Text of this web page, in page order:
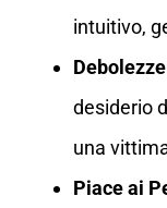
intuitivo,
desiderio
una
Piace ai